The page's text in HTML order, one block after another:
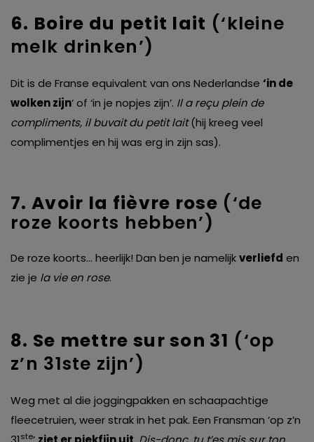
6. Boire du petit lait (‘kleine
melk drinken’)
Dit is de Franse equivalent van ons Nederlandse ‘in de
wolken zijn‘ of ‘in je nopjes zijn’. Il a reçu plein de
compliments, il buvait du petit lait(hij kreeg veel
complimentjes en hij was erg in zijn sas).
7. Avoir la fièvre rose (‘de
roze koorts hebben’)
De roze koorts… heerlijk! Dan ben je namelijkverliefd en
zie je la vie en rose.
8. Se mettre sur son 31 (‘op
z’n 31ste zijn’)
Weg met al die joggingpakken en schaapachtige
fleecetruien, weer strak in het pak. Een Fransman ‘op z’n
ste